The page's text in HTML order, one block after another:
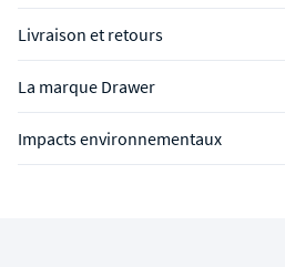
Livraison et retours
La marque Drawer
Impacts environnementaux